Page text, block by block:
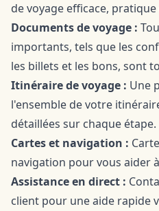
de voyage efficace,
Documents de voyage :
importants, tels que les
les billets et les bons, sont
Itinéraire de voyage : Une
l'ensemble de votre
détaillées sur chaque étape.
Cartes et navigation :
navigation pour vous aider
Assistance en direct :
client pour une aide rapide